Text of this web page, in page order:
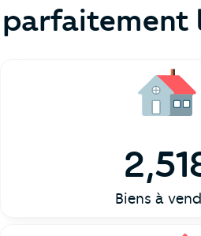
parfaitement
Biens à